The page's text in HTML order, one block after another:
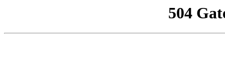
504